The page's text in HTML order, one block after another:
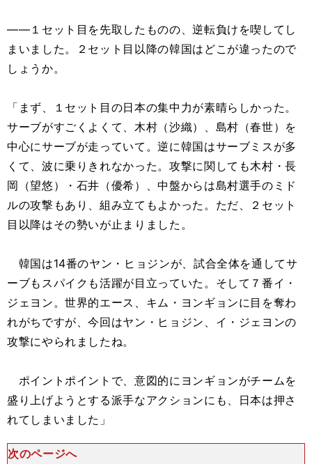
――１セット目を先取したものの、逆転負けを喫してし
まいました。２セット目以降の韓国はどこが違ったので
しょうか。
「まず、１セット目の日本の集中力が素晴らしかった。
サーブがすごくよくて、木村（沙織）、島村（春世）を
中心にサーブが走っていて。逆に韓国はサーブミスが多
くて、波に乗りきれなかった。攻撃に関しても木村・長
岡（望悠）・石井（優希）、中盤からは島村選手のミド
ルの攻撃もあり、組み立てもよかった。ただ、２セット
目以降はその勢いが止まりました。
韓国は14番のヤン・ヒョジンが、試合全体を通してサ
ーブもスパイクも活躍が目立っていた。そして７番イ・
ジェヨン。世界的エース、キム・ヨンギョンに目を奪わ
れがちですが、今回はヤン・ヒョジン、イ・ジェヨンの
攻撃にやられましたね。
ポイントポイントで、意図的にヨンギョンがチームを
盛り上げようとする派手なアクションにも、日本は押さ
れてしまいました」
次のページへ